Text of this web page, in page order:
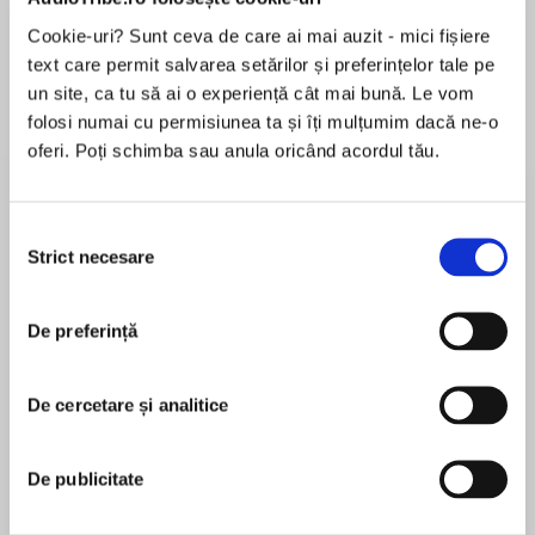
Cookie-uri? Sunt ceva de care ai mai auzit - mici fișiere
text care permit salvarea setărilor și preferințelor tale pe
un site, ca tu să ai o experiență cât mai bună. Le vom
folosi numai cu permisiunea ta și îți mulțumim dacă ne-o
oferi. Poți schimba sau anula oricând acordul tău.
consimțământului
Strict necesare
De preferință
De cercetare și analitice
De publicitate
de...
Dani Francis
la...
Lauren Weisberger
Desprecarte
When a mysterious stranger finds his way into
her bedchamber and offers his help in landing a
condition. She’s seen enough of the world to
believe in passion, and won’t accept a marriage
Bastard son of a duke and king of London’s dark
MAI MULT
A life-long romance reader, Sarah MacLean wrote